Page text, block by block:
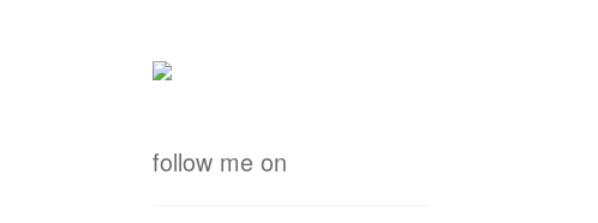
follow me on